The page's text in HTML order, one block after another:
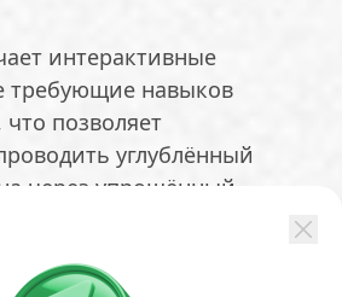
интерактивные
требующие навыков
позволяет
углублённый
через упрощённый
несколько готовых